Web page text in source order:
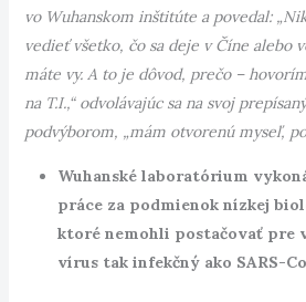
vo Wuhanskom inštitúte a povedal:
vedieť všetko, čo sa deje v Číne alebo
máte vy. A to je dôvod, prečo –
na T.I.,“ odvolávajúc sa na svoj
podvýborom, „mám otvorenú myseľ,
Wuhanské laboratórium
práce za podmienok nízkej
ktoré nemohli postačovať pre
vírus tak infekčný ako SARS-